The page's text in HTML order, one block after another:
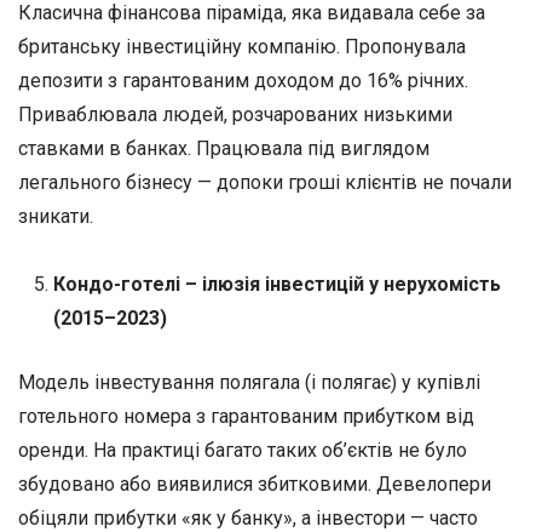
Класична фінансова піраміда, яка видавала себе за
британську інвестиційну компанію. Пропонувала
депозити з гарантованим доходом до 16% річних.
Приваблювала людей, розчарованих низькими
ставками в банках. Працювала під виглядом
легального бізнесу — допоки гроші клієнтів не почали
зникати.
Кондо-готелі – ілюзія інвестицій у нерухомість
(2015–2023)
Модель інвестування полягала (і полягає) у купівлі
готельного номера з гарантованим прибутком від
оренди. На практиці багато таких об’єктів не було
збудовано або виявилися збитковими. Девелопери
обіцяли прибутки «як у банку», а інвестори — часто